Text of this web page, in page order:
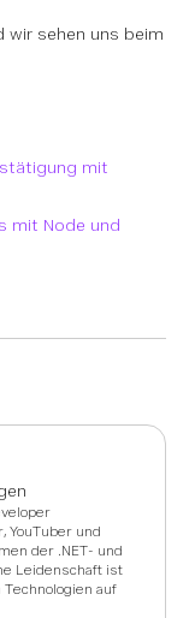
wir sehen uns beim
mit
mit Node und
YouTuber und
der .NET- und
Leidenschaft ist
auf